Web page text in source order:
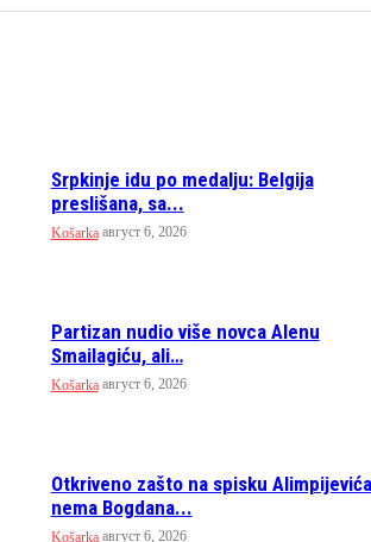
Srpkinje idu po medalju: Belgija
preslišana, sa...
Košarka август 6, 2026
Partizan nudio više novca Alenu
Smailagiću, ali…
Košarka август 6, 2026
Otkriveno zašto na spisku Alimpijevića
nema Bogdana...
Košarka август 6, 2026